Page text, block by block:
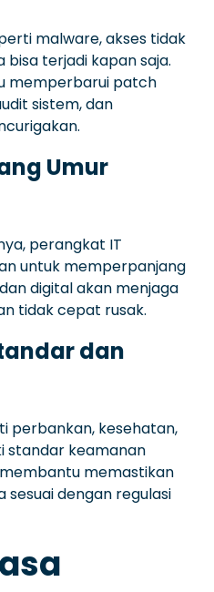
malware, akses tidak
terjadi kapan saja.
memperbarui patch
sistem, dan
Umur
perangkat IT
untuk memperpanjang
digital akan menjaga
tidak cepat rusak.
dan
perbankan, kesehatan,
standar keamanan
memastikan
dengan regulasi